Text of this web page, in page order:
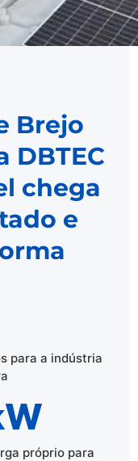
Brejo
DBTEC
chega
e
para a indústria
próprio para